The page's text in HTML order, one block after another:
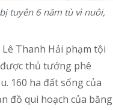
tuyên 6 năm tù vì nuôi,
Thanh Hải phạm tội
thủ tướng phê
160 ha đất sống của
đồ qui hoạch của băng